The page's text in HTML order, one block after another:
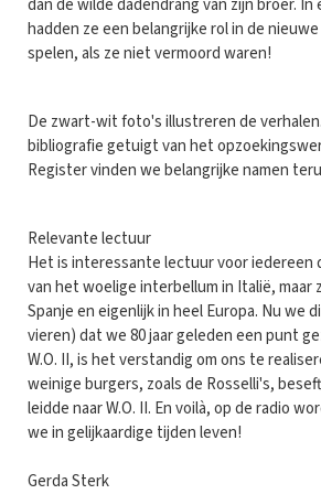
dan de wilde dadendrang van zijn broer. In
hadden ze een belangrijke rol in de
spelen, als ze niet vermoord waren!
De zwart-wit foto's illustreren de
bibliografie getuigt van het
Register vinden we belangrijke namen
Relevante lectuur
Het is interessante lectuur voor iedereen
van het woelige interbellum in Italië, maar
Spanje en eigenlijk in heel Europa. Nu we
vieren) dat we 80 jaar geleden een punt
W.O. II, is het verstandig om ons te
weinige burgers, zoals de Rosselli's,
leidde naar W.O. II. En voilà, op de radio
we in gelijkaardige tijden leven!
Gerda Sterk